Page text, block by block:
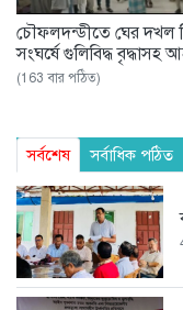
চৌফলদন্ডীতে ঘের দখল
সংঘর্ষে গুলিবিদ্ধ বৃদ্ধাসহ
(163 বার পঠিত)
সর্বশেষ সর্বাধিক পঠিত